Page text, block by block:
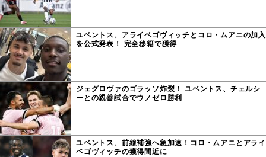
ユベントス、アライベゴヴィッチとコロ・ムアニの加入
を公式発表！ 完全移籍で獲得
ジェグロヴァのゴラッソ炸裂！ ユベントス、チェルシ
ーとの親善試合でウノゼロ勝利
ユベントス、前線補強へ急加速！コロ・ムアニとアライ
ベゴヴィッチの獲得間近に